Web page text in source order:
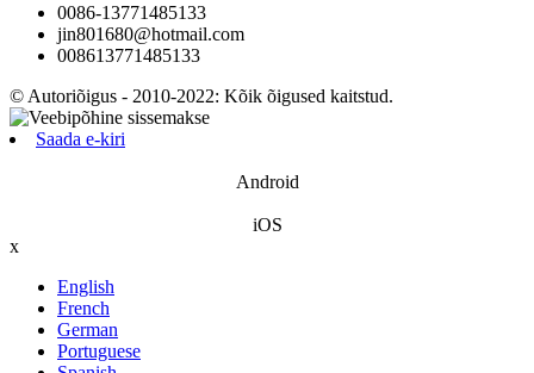
0086-13771485133
jin801680@hotmail.com
008613771485133
© Autoriõigus - 2010-2022: Kõik õigused kaitstud.
Saada e-kiri
Android
iOS
x
English
French
German
Portuguese